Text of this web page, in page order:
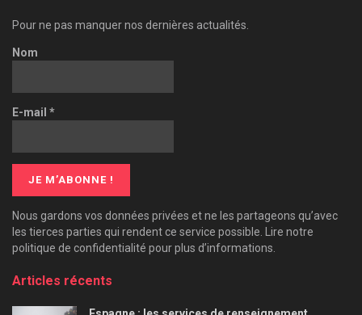
Pour ne pas manquer nos dernières actualités.
Nom
E-mail *
Nous gardons vos données privées et ne les partageons qu’avec
les tierces parties qui rendent ce service possible. Lire notre
politique de confidentialité pour plus d’informations.
Articles récents